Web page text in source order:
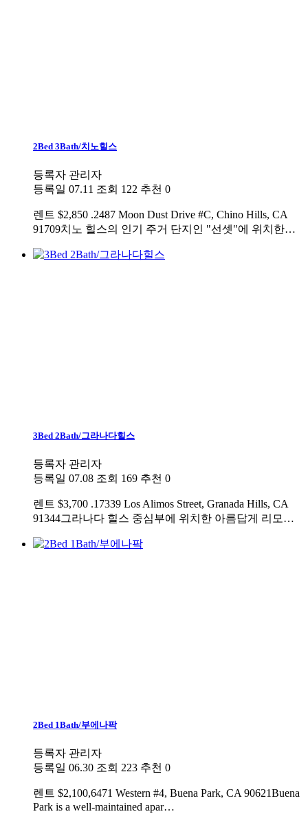
2Bed 3Bath/치노힐스
등록자 관리자
등록일 07.11 조회 122 추천 0
렌트 $2,850 .2487 Moon Dust Drive #C, Chino Hills, CA
91709치노 힐스의 인기 주거 단지인 "선셋"에 위치한…
3Bed 2Bath/그라나다힐스
등록자 관리자
등록일 07.08 조회 169 추천 0
렌트 $3,700 .17339 Los Alimos Street, Granada Hills, CA
91344그라나다 힐스 중심부에 위치한 아름답게 리모…
2Bed 1Bath/부에나팍
등록자 관리자
등록일 06.30 조회 223 추천 0
렌트 $2,100,6471 Western #4, Buena Park, CA 90621Buena
Park is a well-maintained apar…